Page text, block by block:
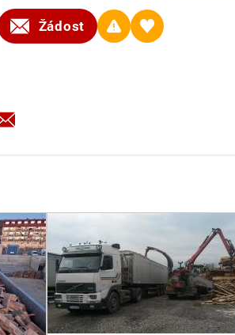
Žádost